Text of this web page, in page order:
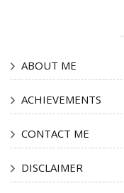
ABOUT ME
ACHIEVEMENTS
CONTACT ME
DISCLAIMER